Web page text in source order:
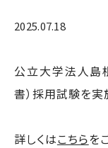
2025.07.18
公立大学法人島
書）採用試験を実
詳しくはこちらを